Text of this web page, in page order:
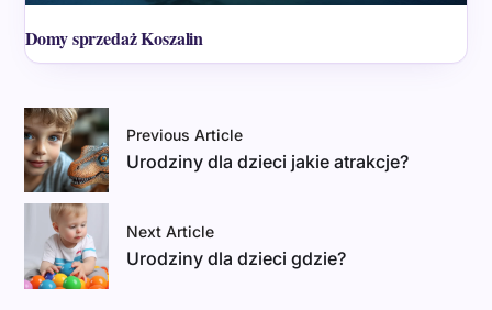
Domy sprzedaż Koszalin
Previous Article
Urodziny dla dzieci jakie atrakcje?
Next Article
Urodziny dla dzieci gdzie?